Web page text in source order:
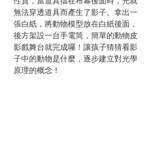
無法穿透道具而產生了影子。拿出一
張白紙，將動物模型放在白紙後面，
後方架設一台手電筒，簡單的動物皮
影戲舞台就完成囉！讓孩子猜猜看影
子中的動物是什麼，逐步建立對光學
原理的概念！